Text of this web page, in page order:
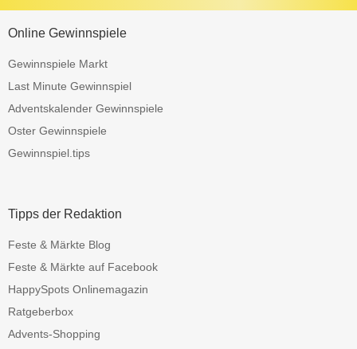
Online Gewinnspiele
Gewinnspiele Markt
Last Minute Gewinnspiel
Adventskalender Gewinnspiele
Oster Gewinnspiele
Gewinnspiel.tips
Tipps der Redaktion
Feste & Märkte Blog
Feste & Märkte auf Facebook
HappySpots Onlinemagazin
Ratgeberbox
Advents-Shopping